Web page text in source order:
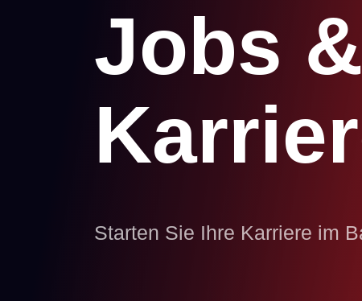
Jobs &
Starten Sie Ihre Karriere im